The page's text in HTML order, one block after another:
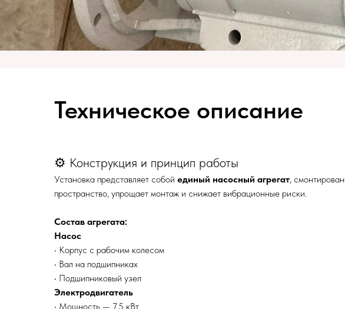
Техническое описание
⚙️ Конструкция и принцип работы
Установка представляет собой единый насосный агрегат,
пространство, упрощает монтаж и снижает вибрационные риски.
Состав агрегата:
Насос
• Корпус с рабочим колесом
• Вал на подшипниках
• Подшипниковый узел
Электродвигатель
• Мощность — 7,5 кВт